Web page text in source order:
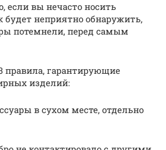
если вы нечасто носить
будет неприятно обнаружить,
потемнели, перед самым
правила, гарантирующие
изделий:
в сухом месте, отдельно